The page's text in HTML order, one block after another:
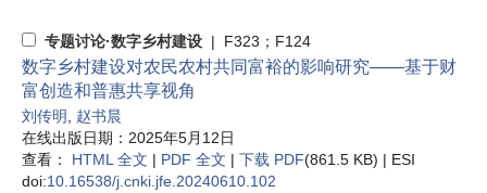
专题讨论·数字乡村建设 | F323；F124
数字乡村建设对农民农村共同富裕的影响研究——基于财
富创造和普惠共享视角
刘传明
赵书晨
在线出版日期：2025年5月12日
查看： HTML 全文 | PDF 全文 | 下载 PDF(861.5 KB) | ESI
doi:10.16538/j.cnki.jfe.20240610.102